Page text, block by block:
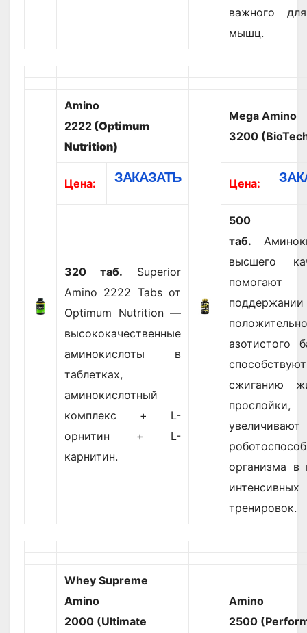
важного
мышц.
Amino
2222 (Optimum
Nutrition)
Mega Amino
3200
Цена: ЗАКАЗАТЬ Цена:
320 таб. Superior
Amino 2222 Tabs от
Optimum Nutrition —
высококачественные
аминокислоты в
таблетках,
аминокислотный
комплекс + L-
орнитин + L-
карнитин.
500
таб.
высшего
поддержании
азотистого
способствуют
сжиганию
прослойки,
увеличивают
организма в
интенсивных
тренировок.
Whey Supreme
Amino
2000 (Ultimate
Amino
2500